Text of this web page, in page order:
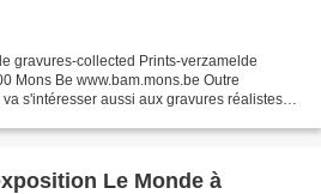
gravures-collected Prints-verzamelde
Mons Be www.bam.mons.be Outre
s'intéresser aussi aux gravures réalistes
Le Monde à